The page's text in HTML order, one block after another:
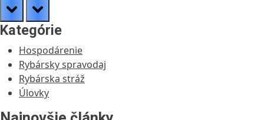
prev next
Kategórie
Hospodárenie
Rybársky spravodaj
Rybárska stráž
Úlovky